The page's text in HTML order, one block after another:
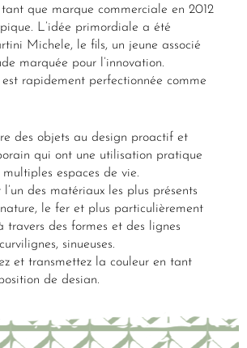
que marque commerciale en 2012
L’idée primordiale a été
Michele, le fils, un jeune associé
marquée pour l’innovation.
est rapidement perfectionnée comme
des objets au design proactif et
qui ont une utilisation pratique
espaces de vie.
l’un des matériaux les plus présents
le fer et plus particulièrement
travers des formes et des lignes
sinueuses.
et transmettez la couleur en tant
de design.